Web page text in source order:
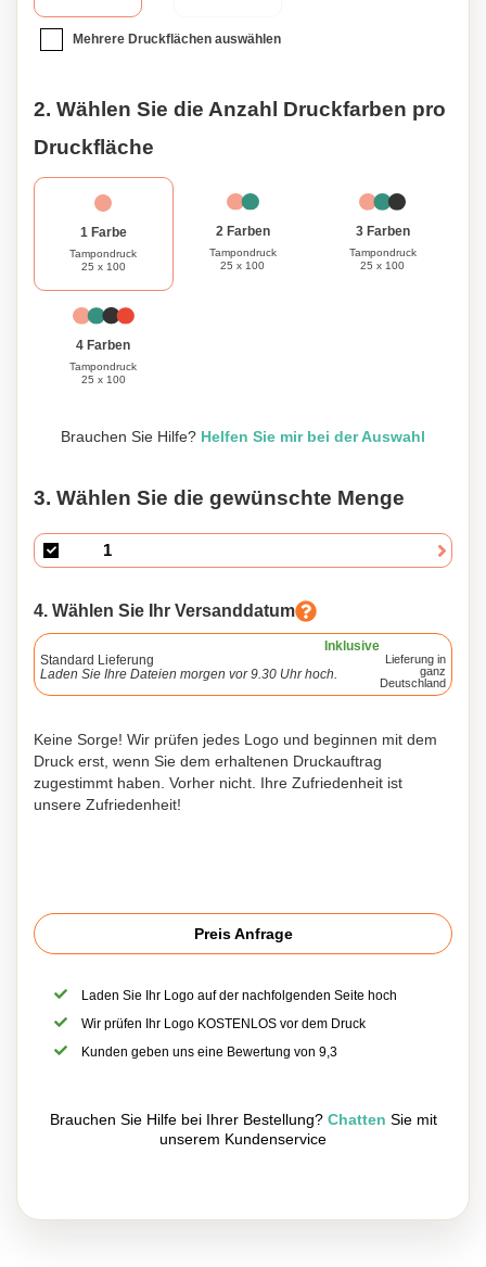
Mehrere Druckflächen auswählen
2. Wählen Sie die Anzahl Druckfarben pro
Druckfläche
1 Farbe
Tampondruck
25 x 100
2 Farben
Tampondruck
25 x 100
3 Farben
Tampondruck
25 x 100
4 Farben
Tampondruck
25 x 100
Brauchen Sie Hilfe? Helfen Sie mir bei der Auswahl
3. Wählen Sie die gewünschte Menge
4. Wählen Sie Ihr Versanddatum
Inklusive
Standard Lieferung
Laden Sie Ihre Dateien morgen vor 9.30 Uhr hoch.
Lieferung in
ganz
Deutschland
Keine Sorge! Wir prüfen jedes Logo und beginnen mit dem
Druck erst, wenn Sie dem erhaltenen Druckauftrag
zugestimmt haben. Vorher nicht. Ihre Zufriedenheit ist
unsere Zufriedenheit!
Preis Anfrage
Laden Sie Ihr Logo auf der nachfolgenden Seite hoch
Wir prüfen Ihr Logo KOSTENLOS vor dem Druck
Kunden geben uns eine Bewertung von 9,3
Brauchen Sie Hilfe bei Ihrer Bestellung? Chatten Sie mit
unserem Kundenservice